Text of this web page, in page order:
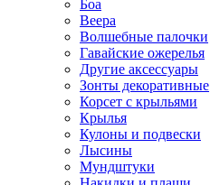
Боа
Веера
Волшебные палочки
Гавайские ожерелья
Другие аксессуары
Зонты декоративные
Корсет с крыльями
Крылья
Кулоны и подвески
Лысины
Мундштуки